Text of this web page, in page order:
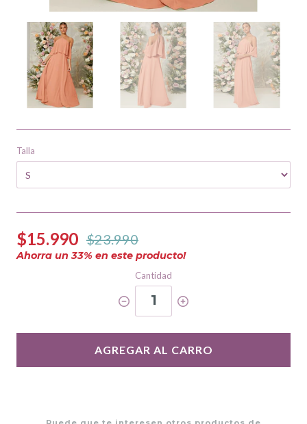
Talla
$15.990 $23.990
Ahorra un33% en este producto!
Cantidad
1
AGREGAR AL CARRO